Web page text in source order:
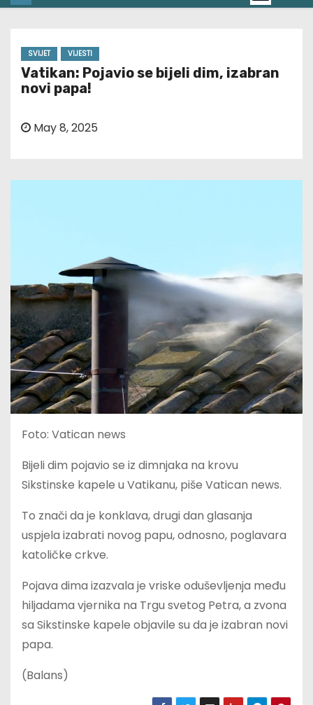
SVIJET VIJESTI
Vatikan: Pojavio se bijeli dim, izabran
novi papa!
May 8, 2025
Foto: Vatican news
Bijeli dim pojavio se iz dimnjaka na krovu
Sikstinske kapele u Vatikanu, piše Vatican news.
To znači da je konklava, drugi dan glasanja
uspjela izabrati novog papu, odnosno, poglavara
katoličke crkve.
Pojava dima izazvala je vriske oduševljenja među
hiljadama vjernika na Trgu svetog Petra, a zvona
sa Sikstinske kapele objavile su da je izabran novi
papa.
(Balans)